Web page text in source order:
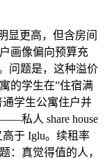
显更高，但含房间
画像偏向预算充
问题是，这种溢价
的学生在”住宿满
通学生公寓住户并
私人 share house
于 Iglu。续租率
：真觉得值的人，